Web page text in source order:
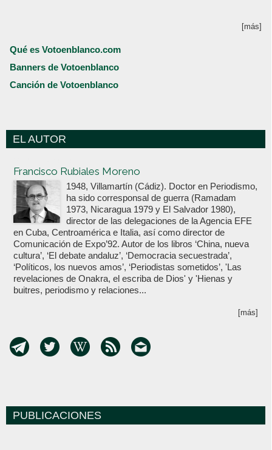
[más]
Qué es Votoenblanco.com
Banners de Votoenblanco
Canción de Votoenblanco
EL AUTOR
Francisco Rubiales Moreno
1948, Villamartín (Cádiz). Doctor en Periodismo,
ha sido corresponsal de guerra (Ramadam
1973, Nicaragua 1979 y El Salvador 1980),
director de las delegaciones de la Agencia EFE
en Cuba, Centroamérica e Italia, así como director de
Comunicación de Expo’92. Autor de los libros ‘China, nueva
cultura’, ‘El debate andaluz’, ‘Democracia secuestrada’,
‘Políticos, los nuevos amos’, ‘Periodistas sometidos’, 'Las
revelaciones de Onakra, el escriba de Dios' y 'Hienas y
buitres, periodismo y relaciones...
[más]
PUBLICACIONES